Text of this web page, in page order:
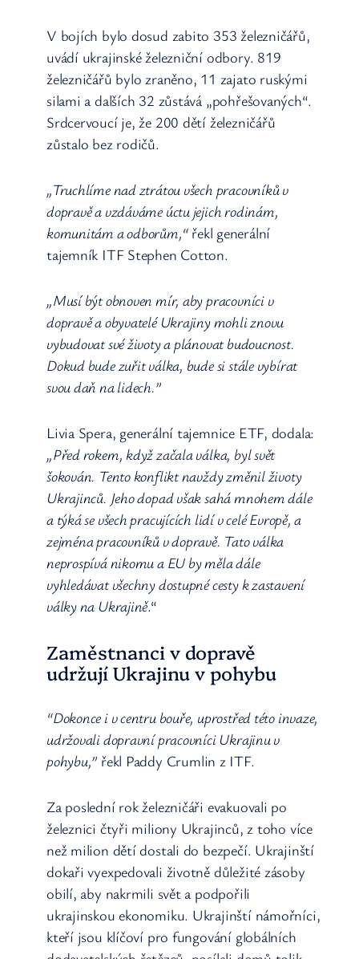
V bojích bylo dosud zabito 353 železničářů,
uvádí ukrajinské železniční odbory. 819
železničářů bylo zraněno, 11 zajato ruskými
silami a dalších 32 zůstává „pohřešovaných“.
Srdcervoucí je, že 200 dětí železničářů
zůstalo bez rodičů.
„Truchlíme nad ztrátou všech pracovníků v
dopravě a vzdáváme úctu jejich rodinám,
komunitám a odborům,“řekl generální
tajemník ITF Stephen Cotton.
„Musí být obnoven mír, aby pracovníci v
dopravě a obyvatelé Ukrajiny mohli znovu
vybudovat své životy a plánovat budoucnost.
Dokud bude zuřit válka, bude si stále vybírat
svou daň na lidech.”
Livia Spera, generální tajemnice ETF, dodala:
„Před rokem, když začala válka, byl svět
šokován. Tento konflikt navždy změnil životy
Ukrajinců. Jeho dopad však sahá mnohem dále
a týká se všech pracujících lidí v celé Evropě, a
zejména pracovníků v dopravě. Tato válka
neprospívá nikomu a EU by měla dále
vyhledávat všechny dostupné cesty k zastavení
války na Ukrajině.“
Zaměstnanci v dopravě
udržují Ukrajinu v pohybu
“Dokonce i v centru bouře, uprostřed této invaze,
udržovali dopravní pracovníci Ukrajinu v
pohybu,” řekl Paddy Crumlin z ITF.
Za poslední rok železničáři ​​evakuovali po
železnici čtyři miliony Ukrajinců, z toho více
než milion dětí dostali do bezpečí. Ukrajinští
dokaři vyexpedovali životně důležité zásoby
obilí, aby nakrmili svět a podpořili
ukrajinskou ekonomiku. Ukrajinští námořníci,
kteří jsou klíčoví pro fungování globálních